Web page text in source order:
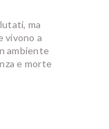
ma
vivono a
ambiente
e morte